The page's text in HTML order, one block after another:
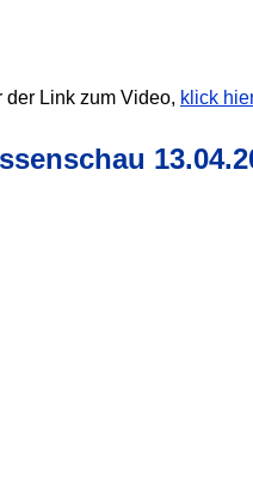
der Link zum Video, klick